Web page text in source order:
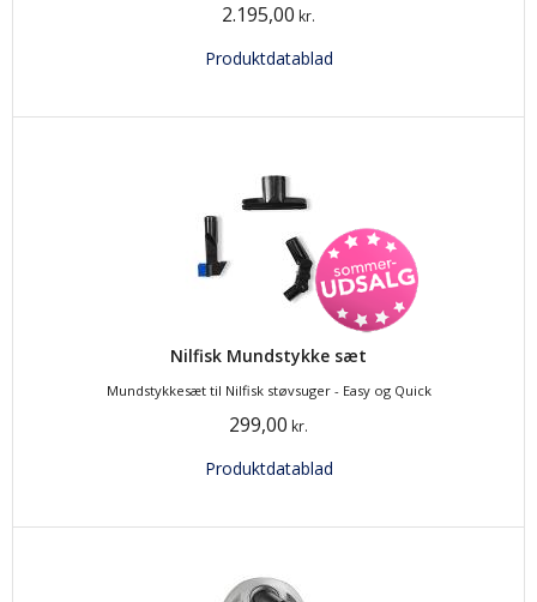
2.195,00 kr.
Produktdatablad
Nilfisk Mundstykke sæt
Mundstykkesæt til Nilfisk støvsuger - Easy og Quick
299,00 kr.
Produktdatablad